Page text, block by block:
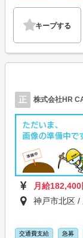
キープする
正 株式会社HR
月給182,400
神戸市北区
交通費支給 急募